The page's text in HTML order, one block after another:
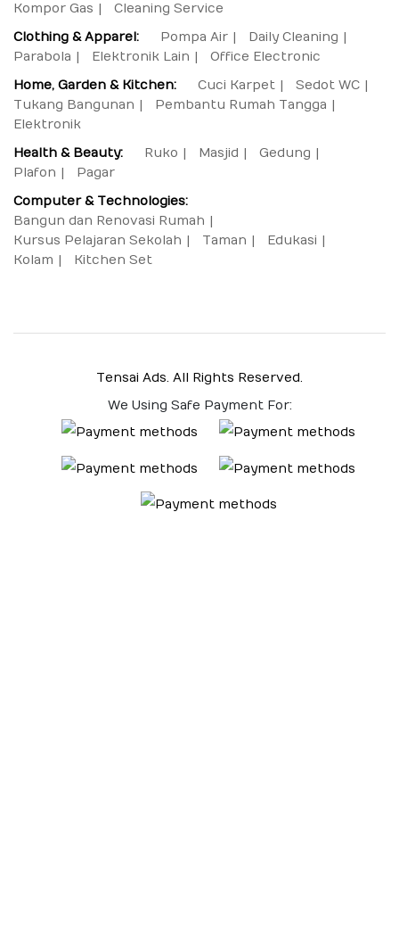
Kompor Gas
Cleaning Service
Clothing & Apparel:
Pompa Air
Daily Cleaning
Parabola
Elektronik Lain
Office Electronic
Home, Garden & Kitchen:
Cuci Karpet
Sedot WC
Tukang Bangunan
Pembantu Rumah Tangga
Elektronik
Health & Beauty:
Ruko Masjid
Gedung
Plafon
Pagar
Computer & Technologies:
Bangun dan Renovasi Rumah
Kursus Pelajaran Sekolah
Taman
Edukasi
Kolam
Kitchen Set
Tensai Ads. All Rights Reserved.
We Using Safe Payment For: